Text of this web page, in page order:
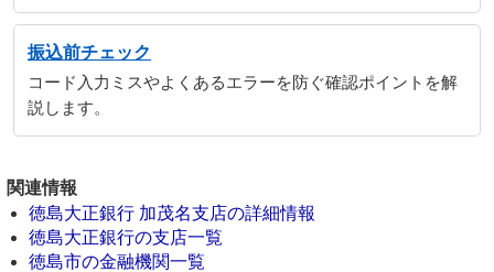
振込前チェック
コード入力ミスやよくあるエラーを防ぐ確認ポイントを解
説します。
関連情報
徳島大正銀行 加茂名支店の詳細情報
徳島大正銀行の支店一覧
徳島市の金融機関一覧